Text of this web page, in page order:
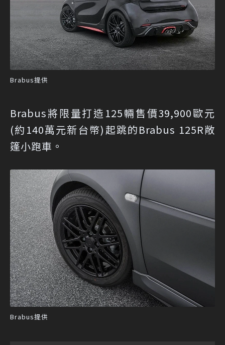
Brabus提供
Brabus將限量打造125輛售價39,900歐元
(約140萬元新台幣)起跳的Brabus 125R敞
篷小跑車。
Brabus提供